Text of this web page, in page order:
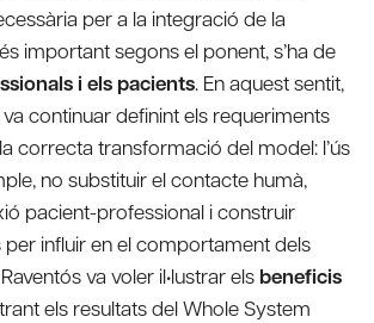
per a la integració de la
important segons el ponent, s’ha de
i els pacients. En aquest sentit,
continuar definint els requeriments
correcta transformació del model: l’ús
no substituir el contacte humà,
pacient-professional i construir
per influir en el comportament dels
va voler il•lustrar els beneficis
els resultats del Whole System